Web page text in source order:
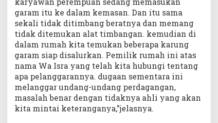
garam itu ke dalam kemasan. Dan itu sama
sekali tidak ditimbang beratnya dan memang
tidak ditemukan alat timbangan. kemudian di
dalam rumah kita temukan beberapa karung
garam siap disalurkan. Pemilik rumah ini atas
nama Wa Isra yang telah kita hubungi tentang
apa pelanggarannya. dugaan sementara ini
melanggar undang-undang perdagangan,
masalah benar dengan tidaknya ahli yang akan
kita mintai keteranganya,”jelasnya.